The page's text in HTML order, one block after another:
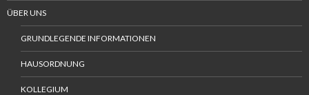
ÜBER UNS
GRUNDLEGENDE INFORMATIONEN
HAUSORDNUNG
KOLLEGIUM